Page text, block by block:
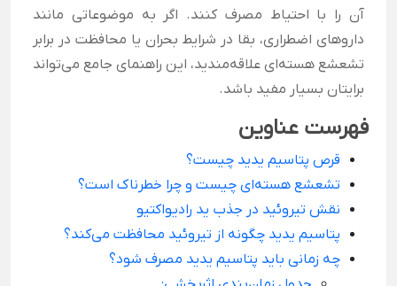
آن را با احتیاط مصرف کنند. اگر به موضوعاتی مانند
داروهای اضطراری، بقا در شرایط بحران یا محافظت در برابر
تشعشع هسته‌ای علاقه‌مندید، این راهنمای جامع می‌تواند
برایتان بسیار مفید باشد.
فهرست عناوین
قرص پتاسیم یدید چیست؟
تشعشع هسته‌ای چیست و چرا خطرناک است؟
نقش تیروئید در جذب ید رادیواکتیو
پتاسیم یدید چگونه از تیروئید محافظت می‌کند؟
چه زمانی باید پتاسیم یدید مصرف شود؟